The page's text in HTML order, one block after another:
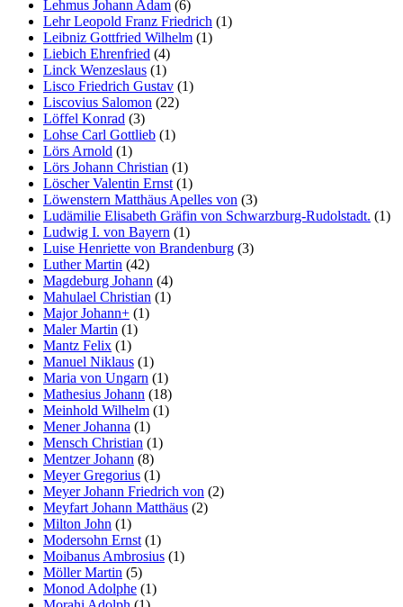
Lehmus Johann Adam (6)
Lehr Leopold Franz Friedrich (1)
Leibniz Gottfried Wilhelm (1)
Liebich Ehrenfried (4)
Linck Wenzeslaus (1)
Lisco Friedrich Gustav (1)
Liscovius Salomon (22)
Löffel Konrad (3)
Lohse Carl Gottlieb (1)
Lörs Arnold (1)
Lörs Johann Christian (1)
Löscher Valentin Ernst (1)
Löwenstern Matthäus Apelles von (3)
Ludämilie Elisabeth Gräfin von Schwarzburg-Rudolstadt. (1)
Ludwig I. von Bayern (1)
Luise Henriette von Brandenburg (3)
Luther Martin (42)
Magdeburg Johann (4)
Mahulael Christian (1)
Major Johann+ (1)
Maler Martin (1)
Mantz Felix (1)
Manuel Niklaus (1)
Maria von Ungarn (1)
Mathesius Johann (18)
Meinhold Wilhelm (1)
Mener Johanna (1)
Mensch Christian (1)
Mentzer Johann (8)
Meyer Gregorius (1)
Meyer Johann Friedrich von (2)
Meyfart Johann Matthäus (2)
Milton John (1)
Modersohn Ernst (1)
Moibanus Ambrosius (1)
Möller Martin (5)
Monod Adolphe (1)